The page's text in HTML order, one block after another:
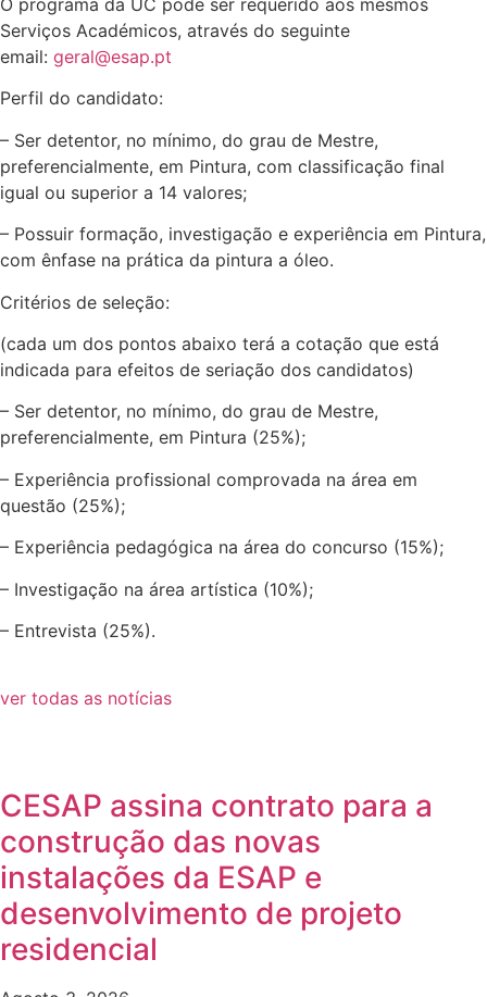
O programa da UC pode ser requerido aos mesmos
Serviços Académicos, através do seguinte
email: geral@esap.pt
Perfil do candidato:
– Ser detentor, no mínimo, do grau de Mestre,
preferencialmente, em Pintura, com classificação final
igual ou superior a 14 valores;
– Possuir formação, investigação e experiência em Pintura,
com ênfase na prática da pintura a óleo.
Critérios de seleção:
(cada um dos pontos abaixo terá a cotação que está
indicada para efeitos de seriação dos candidatos)
– Ser detentor, no mínimo, do grau de Mestre,
preferencialmente, em Pintura (25%);
– Experiência profissional comprovada na área em
questão (25%);
– Experiência pedagógica na área do concurso (15%);
– Investigação na área artística (10%);
– Entrevista (25%).
ver todas as notícias
CESAP assina contrato para a
construção das novas
instalações da ESAP e
desenvolvimento de projeto
residencial